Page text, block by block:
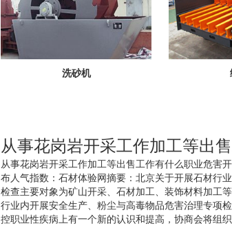
洗砂机
从事花岗岩开采工作加工等出
从事花岗岩开采工作加工等出售工作有什么职业危害
布人气指数：石材体验网摘要：北京关于开展石材行
检查主要对象为矿山开采、石材加工、装饰材料加工
行业内开展安全生产、粉尘与高毒物品危害治理专项
控职业性疾病上有一个新的认识和提高，协商会将组